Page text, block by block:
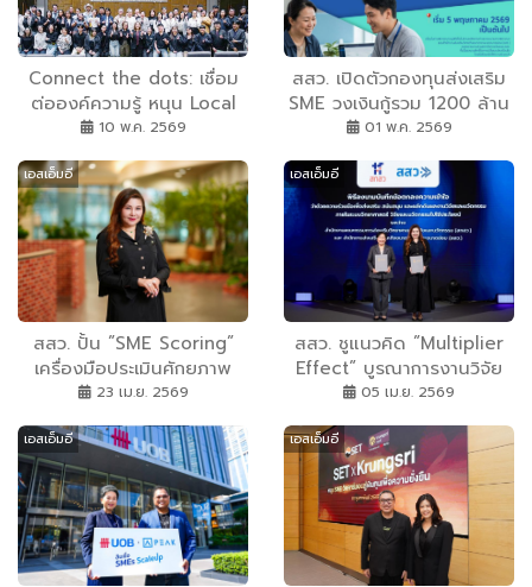
เศรษฐกิจสะพัด
Connect the dots: เชื่อม
ต่อองค์ความรู้ หนุน Local
Enterprises ยกระดับ
10 พ.ค. 2569
สสว. เปิดตัวกองทุนส่งเสริม
SME วงเงินกู้รวม 1200 ล้าน
บาท หนุนผู้ประกอบการไทยให้
ทะเบียน 5 พ.ค.นี้
01 พ.ค. 2569
เอสเอ็มอี
สสว. ปั้น ”SME Scoring”
เครื่องมือประเมินศักยภาพ
SME โฉมใหม่ ส่งเสริมการ
โอกาสการเป็นผู้นำในกลุ่ม
ธุรกิจ พร้อมยกระดับขีดความ
สามารถของ SME ไทยสู่สากล
23 เม.ย. 2569
เอสเอ็มอี
สสว. ชูแนวคิด ”Multiplier
Effect” บูรณาการงานวิจัย
จับมือ สกสว. ปลดล็อกขีด
ววน. สร้างจุดเปลี่ยนเศรษฐกิจ
ไทยบนเวทีนวัตกรรมระดับ
สากล
05 เม.ย. 2569
เอสเอ็มอี เอสเอ็มอี